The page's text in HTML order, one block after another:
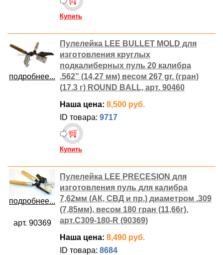
Купить
подробнее...
Пулелейка LEE BULLET MOLD для
изготовления круглых
подкалиберных пуль 20 калибра
.562” (14,27 мм) весом 267 gr. (гран)
(17.3 г) ROUND BALL, арт. 90460
Наша цена: 8,500 руб.
ID товара: 9717
Купить
подробнее...
арт. 90369
Пулелейка LEE PRECESION для
изготовления пуль для калибра
7,62мм (АК, СВД и пр.) диаметром .309
(7,85мм), весом 180 гран (11,66г),
арт.C309-180-R (90369)
Наша цена: 8,490 руб.
ID товара: 8684